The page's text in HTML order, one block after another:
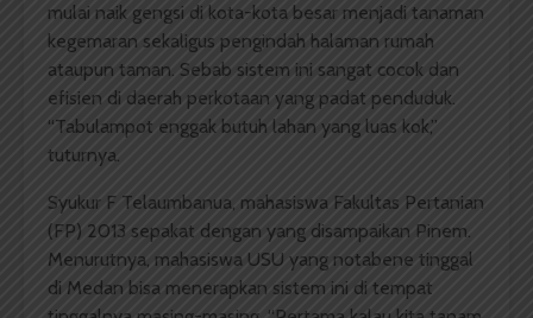
mulai naik gengsi di kota-kota besar menjadi tanaman
kegemaran sekaligus pengindah halaman rumah
ataupun taman. Sebab sistem ini sangat cocok dan
efisien di daerah perkotaan yang padat penduduk.
“Tabulampot enggak butuh lahan yang luas kok,”
tuturnya.
Syukur F Telaumbanua, mahasiswa Fakultas Pertanian
(FP) 2013 sepakat dengan yang disampaikan Pinem.
Menurutnya, mahasiswa USU yang notabene tinggal
di Medan bisa menerapkan sistem ini di tempat